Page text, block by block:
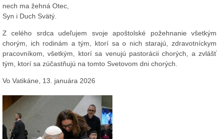
nech ma žehná Otec,
Syn i Duch Svätý.
Z celého srdca udeľujem svoje apoštolské požehnanie všetkým
chorým, ich rodinám a tým, ktorí sa o nich starajú, zdravotníckym
pracovníkom, všetkým, ktorí sa venujú pastorácii chorých, a zvlášť
tým, ktorí sa zúčastňujú na tomto Svetovom dni chorých.
Vo Vatikáne, 13. januára 2026